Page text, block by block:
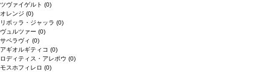
ツヴァイゲルト (0)
オレンジ (0)
リボッラ・ジャッラ (0)
ヴュルツァー (0)
サペラヴィ (0)
アギオルギティコ (0)
ロディティス・アレポウ (0)
モスホフィレロ (0)